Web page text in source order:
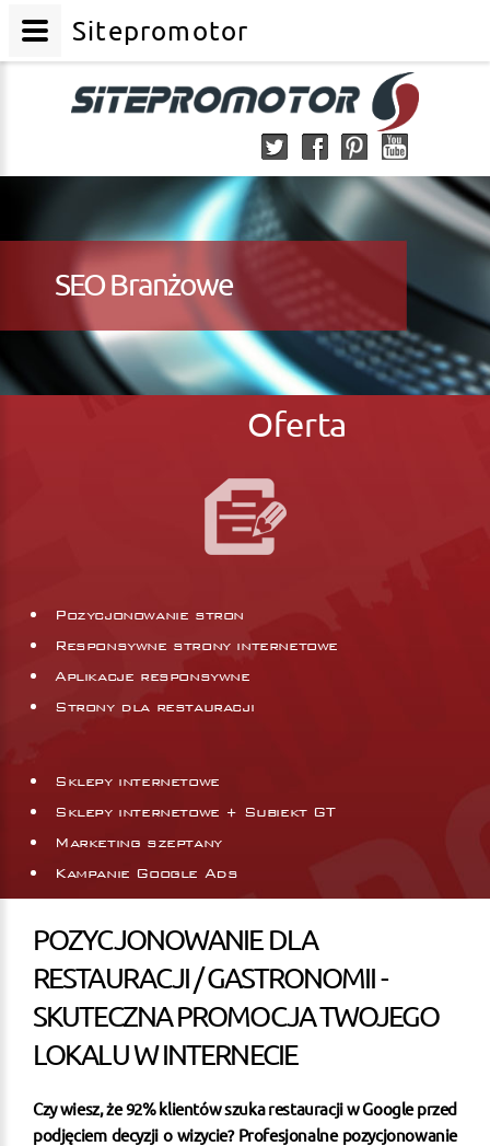
SEO Branżowe
Oferta
Pozycjonowanie stron
Responsywne strony internetowe
Aplikacje responsywne
Strony dla restauracji
Sklepy internetowe
Sklepy internetowe + Subiekt GT
Marketing szeptany
Kampanie Google Ads
POZYCJONOWANIE DLA
RESTAURACJI / GASTRONOMII -
SKUTECZNA PROMOCJA TWOJEGO
LOKALU W INTERNECIE
Czy wiesz, że 92% klientów szuka restauracji w Google przed
podjęciem decyzji o wizycie? Profesjonalne pozycjonowanie
Sitepromotor